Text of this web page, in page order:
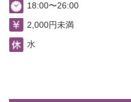
18:00〜26:00
2,000円未満
水